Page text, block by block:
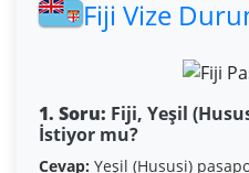
Fiji Vize
1. Soru: Fiji, Yeşil
İstiyor mu?
Cevap: Yeşil (Hususi)